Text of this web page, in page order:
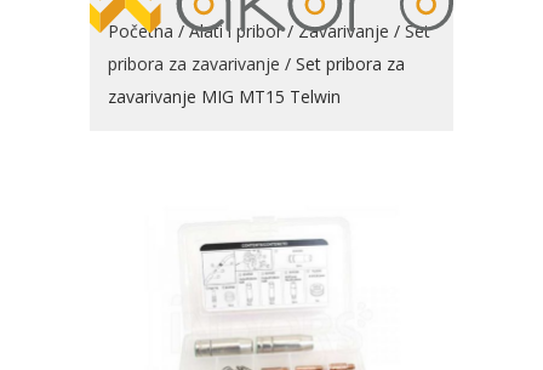
Početna /Alati i pribor/Zavarivanje / Set
pribora za zavarivanje / Set pribora za
zavarivanje MIG MT15 Telwin